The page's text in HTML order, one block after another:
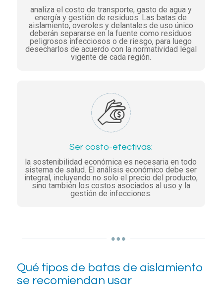
analiza el costo de transporte, gasto de agua y
energía y gestión de residuos. Las batas de
aislamiento, overoles y delantales de uso único
deberán separarse en la fuente como residuos
peligrosos infecciosos o de riesgo, para luego
desecharlos de acuerdo con la normatividad legal
vigente de cada región.
Ser costo-efectivas:
la sostenibilidad económica es necesaria en todo
sistema de salud. El análisis económico debe ser
integral, incluyendo no solo el precio del producto,
sino también los costos asociados al uso y la
gestión de infecciones.
Qué tipos de batas de aislamiento
se recomiendan usar